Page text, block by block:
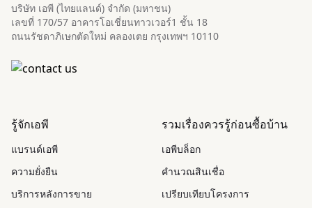
บริษัท เอพี (ไทยแลนด์) จำกัด (มหาชน)
เลขที่ 170/57 อาคารโอเชี่ยนทาวเวอร์1 ชั้น 18
ถนนรัชดาภิเษกตัดใหม่ คลองเตย กรุงเทพฯ 10110
รู้จักเอพี
แบรนด์เอพี
ความยั่งยืน
บริการหลังการขาย
รวมเรื่องควรรู้ก่อนซื้อบ้าน
เอพีบล็อก
คำนวณสินเชื่อ
เปรียบเทียบโครงการ